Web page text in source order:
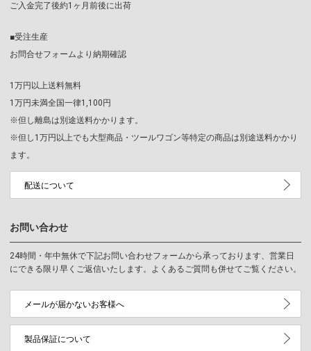
ご入金完了後約1ヶ月前後に出荷
■受注生産
お問合せフォームより納期確認
1万円以上送料無料
1万円未満全国一律1,100円
※但し離島は別途送料かかります。
※但し1万円以上でも大型商品・ツールワゴン等特定の商品は別途送料かかり
ます。
配送について
お問い合わせ
24時間・年中無休で下記お問い合わせフォームから承っております、営業日
にできる限り早くご返信いたします。よくあるご質問も併せてご覧ください。
メールが届かないお客様へ
製品保証について